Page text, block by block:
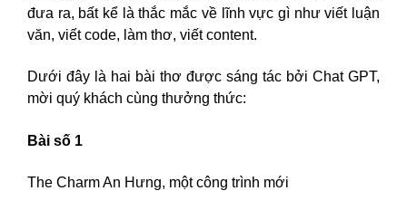
đưa ra, bất kể là thắc mắc về lĩnh vực gì như viết luận
văn, viết code, làm thơ, viết content.
Dưới đây là hai bài thơ được sáng tác bởi Chat GPT,
mời quý khách cùng thưởng thức:
Bài số 1
The Charm An Hưng, một công trình mới